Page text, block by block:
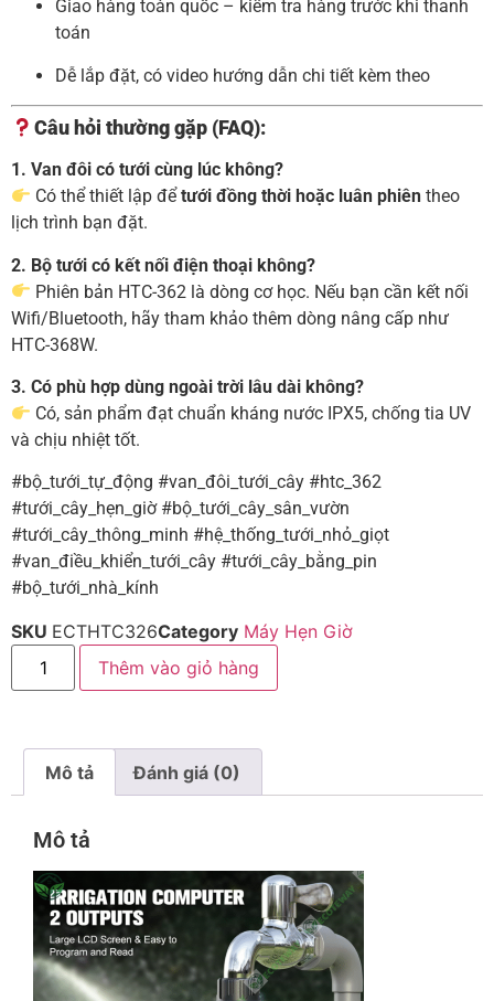
Giao hàng toàn quốc – kiểm tra hàng trước khi thanh
toán
Dễ lắp đặt, có video hướng dẫn chi tiết kèm theo
Câu hỏi thường gặp (FAQ):
1. Van đôi có tưới cùng lúc không?
Có thể thiết lập đểtưới đồng thời hoặc luân phiên theo
lịch trình bạn đặt.
2. Bộ tưới có kết nối điện thoại không?
Phiên bản HTC-362 là dòng cơ học. Nếu bạn cần kết nối
Wifi/Bluetooth, hãy tham khảo thêm dòng nâng cấp như
HTC-368W.
3. Có phù hợp dùng ngoài trời lâu dài không?
Có, sản phẩm đạt chuẩn kháng nước IPX5, chống tia UV
và chịu nhiệt tốt.
#bộ_tưới_tự_động #van_đôi_tưới_cây #htc_362
#tưới_cây_hẹn_giờ #bộ_tưới_cây_sân_vườn
#tưới_cây_thông_minh #hệ_thống_tưới_nhỏ_giọt
#van_điều_khiển_tưới_cây #tưới_cây_bằng_pin
#bộ_tưới_nhà_kính
SKU ECTHTC326Category Máy Hẹn Giờ
Thêm vào giỏ hàng
Mô tả Đánh giá (0)
Mô tả